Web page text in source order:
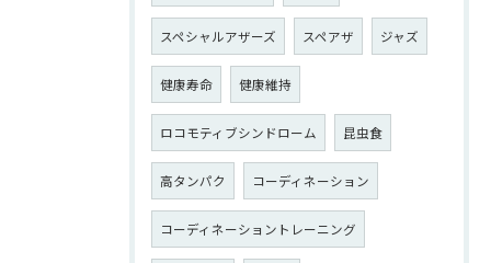
スペシャルアザーズ スペアザ ジャズ
健康寿命 健康維持
ロコモティブシンドローム 昆虫食
高タンパク コーディネーション
コーディネーショントレーニング